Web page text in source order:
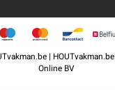
|
Online BV